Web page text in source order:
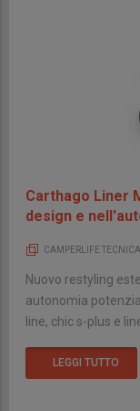
Carthago Liner
design e
CAMPERLIFE TECNICA
Nuovo restyling
autonomia
line, chic s-plus e
LEGGI TUTTO